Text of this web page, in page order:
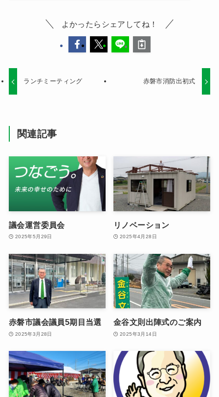
よかったらシェアしてね！
ランチミーティング 赤磐市消防出初式
関連記事
議会運営委員会
2025年5月29日
リノベーション
2025年4月28日
赤磐市議会議員5期目当選
2025年3月28日
金谷文則出陣式のご案内
2025年3月14日